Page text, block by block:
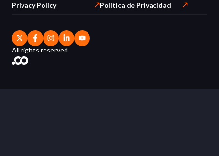
Privacy Policy Política de Privacidad
All rights reserved